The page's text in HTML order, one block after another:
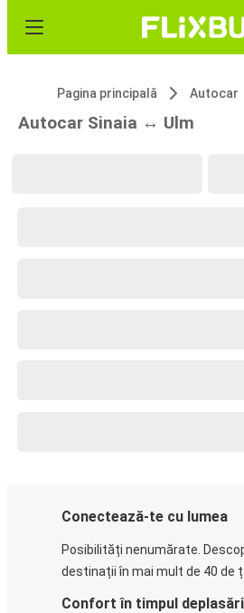
Pagina principală Autocar
Autocar Sinaia ↔ Ulm
Conectează-te cu lumea
Posibilități nenumărate.
destinații în mai mult de 40 de
Confort în timpul